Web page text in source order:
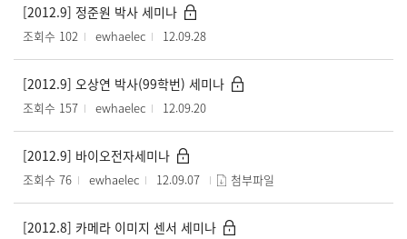
[2012.9] 정준원 박사 세미나
조회수 102 ewhaelec 12.09.28
[2012.9] 오상연 박사(99학번) 세미나
조회수 157 ewhaelec 12.09.20
[2012.9] 바이오전자세미나
조회수 76 ewhaelec 12.09.07 첨부파일
[2012.8] 카메라 이미지 센서 세미나